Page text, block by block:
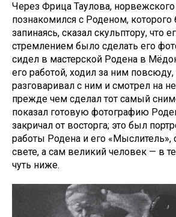
Через Фрица Таулова,
познакомился с Роденом, которого
запинаясь, сказал скульптору, что
стремлением было сделать его
сидел в мастерской Родена в
его работой, ходил за ним
разговаривал с ним и смотрел на
прежде чем сделал тот самый
показал готовую фотографию
закричал от восторга; это был
работы Родена и его «Мыслитель»,
свете, а сам великий человек — в
чуть ниже.